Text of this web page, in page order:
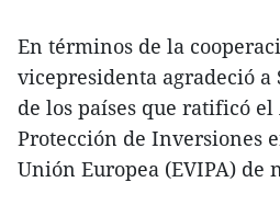
En términos de la
vicepresidenta agradeció a
de los países que ratificó el
Protección de Inversiones
Unión Europea (EVIPA) de